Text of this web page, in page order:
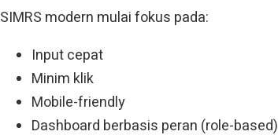
SIMRS modern mulai fokus pada:
Input cepat
Minim klik
Mobile-friendly
Dashboard berbasis peran (role-based)